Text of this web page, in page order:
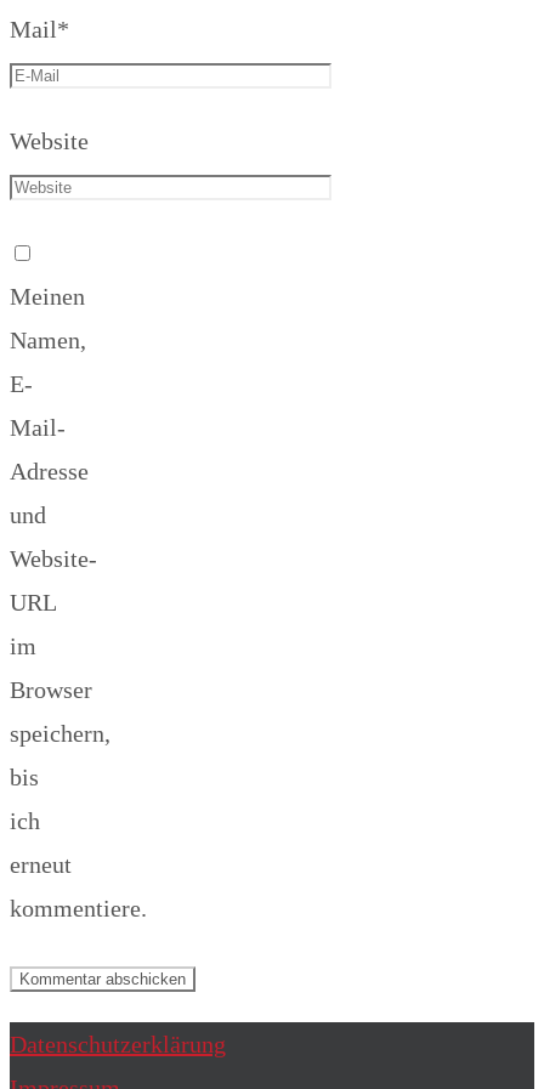
Mail*
Website
Meinen
Namen,
E-
Mail-
Adresse
und
Website-
URL
im
Browser
speichern,
bis
ich
erneut
kommentiere.
Datenschutzerklärung